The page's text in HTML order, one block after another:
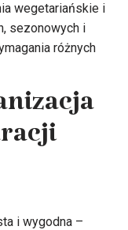
wegetariańskie i
sezonowych i
różnych
i wygodna –